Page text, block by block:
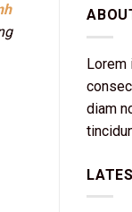
Lorem
diam